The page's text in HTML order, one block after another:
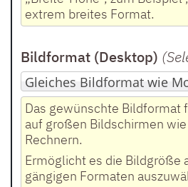
extrem breites Format.
Bildformat (Desktop)
Das gewünschte Bildformat
auf großen Bildschirmen
Rechnern.
Ermöglicht es die Bildgröße
gängigen Formaten